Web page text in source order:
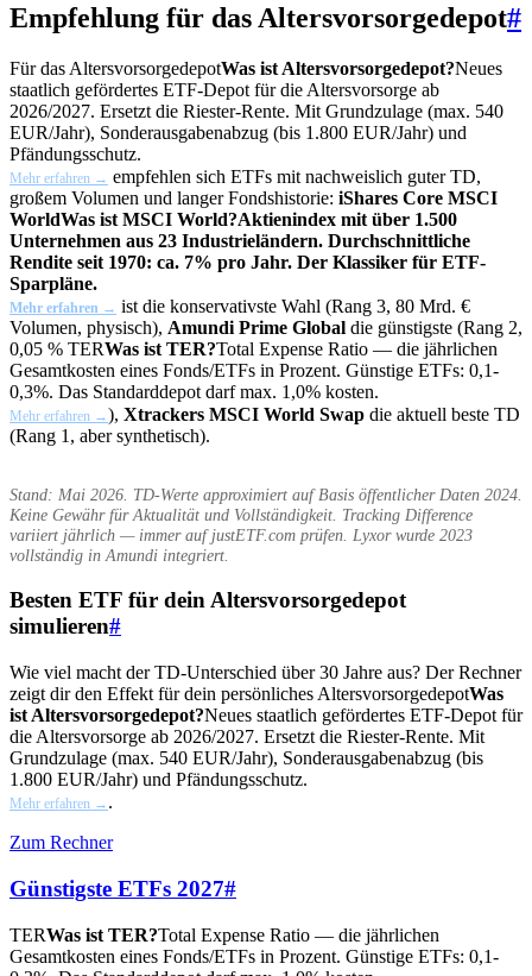
Empfehlung für das Altersvorsorgedepot#
Für das AltersvorsorgedepotWas ist Altersvorsorgedepot?Neues
staatlich gefördertes ETF-Depot für die Altersvorsorge ab
2026/2027. Ersetzt die Riester-Rente. Mit Grundzulage (max. 540
EUR/Jahr), Sonderausgabenabzug (bis 1.800 EUR/Jahr) und
Pfändungsschutz.
Mehr erfahren → empfehlen sich ETFs mit nachweislich guter TD,
großem Volumen und langer Fondshistorie: iShares Core MSCI
WorldWas ist MSCI World?Aktienindex mit über 1.500
Unternehmen aus 23 Industrieländern. Durchschnittliche
Rendite seit 1970: ca. 7% pro Jahr. Der Klassiker für ETF-
Sparpläne.
Mehr erfahren → ist die konservativste Wahl (Rang 3, 80 Mrd. €
Volumen, physisch), Amundi Prime Global die günstigste (Rang 2,
0,05 % TERWas ist TER?Total Expense Ratio — die jährlichen
Gesamtkosten eines Fonds/ETFs in Prozent. Günstige ETFs: 0,1-
0,3%. Das Standarddepot darf max. 1,0% kosten.
Mehr erfahren →), Xtrackers MSCI World Swap die aktuell beste TD
(Rang 1, aber synthetisch).
Stand: Mai 2026. TD-Werte approximiert auf Basis öffentlicher Daten 2024.
Keine Gewähr für Aktualität und Vollständigkeit. Tracking Difference
variiert jährlich — immer auf justETF.com prüfen. Lyxor wurde 2023
vollständig in Amundi integriert.
Besten ETF für dein Altersvorsorgedepot
simulieren#
Wie viel macht der TD-Unterschied über 30 Jahre aus? Der Rechner
zeigt dir den Effekt für dein persönliches AltersvorsorgedepotWas
ist Altersvorsorgedepot?Neues staatlich gefördertes ETF-Depot für
die Altersvorsorge ab 2026/2027. Ersetzt die Riester-Rente. Mit
Grundzulage (max. 540 EUR/Jahr), Sonderausgabenabzug (bis
1.800 EUR/Jahr) und Pfändungsschutz.
Mehr erfahren → .
Zum Rechner
Günstigste ETFs 2027#
TERWas ist TER?Total Expense Ratio — die jährlichen
Gesamtkosten eines Fonds/ETFs in Prozent. Günstige ETFs: 0,1-